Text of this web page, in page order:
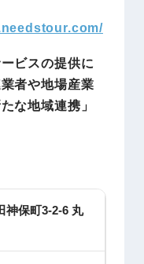
ビスの提供に
者や地場産業
な地域連携」
神保町3-2-6 丸